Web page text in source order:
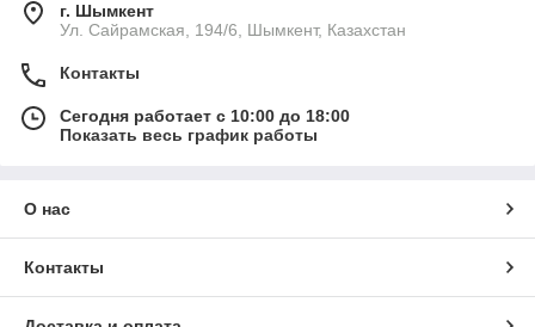
г. Шымкент
Ул. Сайрамская, 194/6, Шымкент, Казахстан
Контакты
Сегодня работает с 10:00 до 18:00
Показать весь график работы
О нас
Контакты